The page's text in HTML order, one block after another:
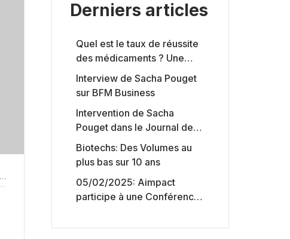
Derniers articles
Quel est le taux de réussite
des médicaments ? Une
étude intéressante chez les
Big Pharmas
Interview de Sacha Pouget
sur BFM Business
Intervention de Sacha
Pouget dans le Journal des
Biotechs de Boursorama
Biotechs: Des Volumes au
plus bas sur 10 ans
05/02/2025: Aimpact
participe à une Conférence
capitaux américains,